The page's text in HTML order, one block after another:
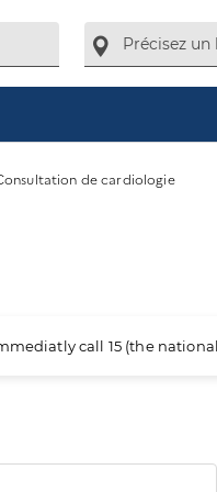
de cardiologie
call 15 (the